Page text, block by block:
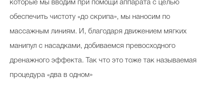
которые мы вводим при помощи аппарата с целью
обеспечить чистоту «до скрипа», мы наносим по
массажным линиям. И, благодаря движением мягких
манипул с насадками, добиваемся превосходного
дренажного эффекта. Так что это тоже так называемая
процедура «два в одном»